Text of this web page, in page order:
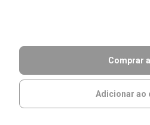
Comprar
Adicionar ao